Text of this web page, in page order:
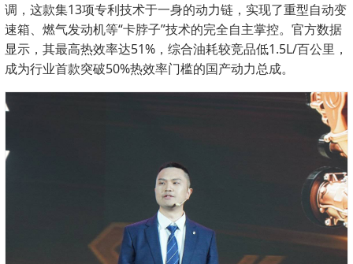
调，这款集13项专利技术于一身的动力链，实现了重型自动变
速箱、燃气发动机等“卡脖子”技术的完全自主掌控。官方数据
显示，其最高热效率达51%，综合油耗较竞品低1.5L/百公里，
成为行业首款突破50%热效率门槛的国产动力总成。